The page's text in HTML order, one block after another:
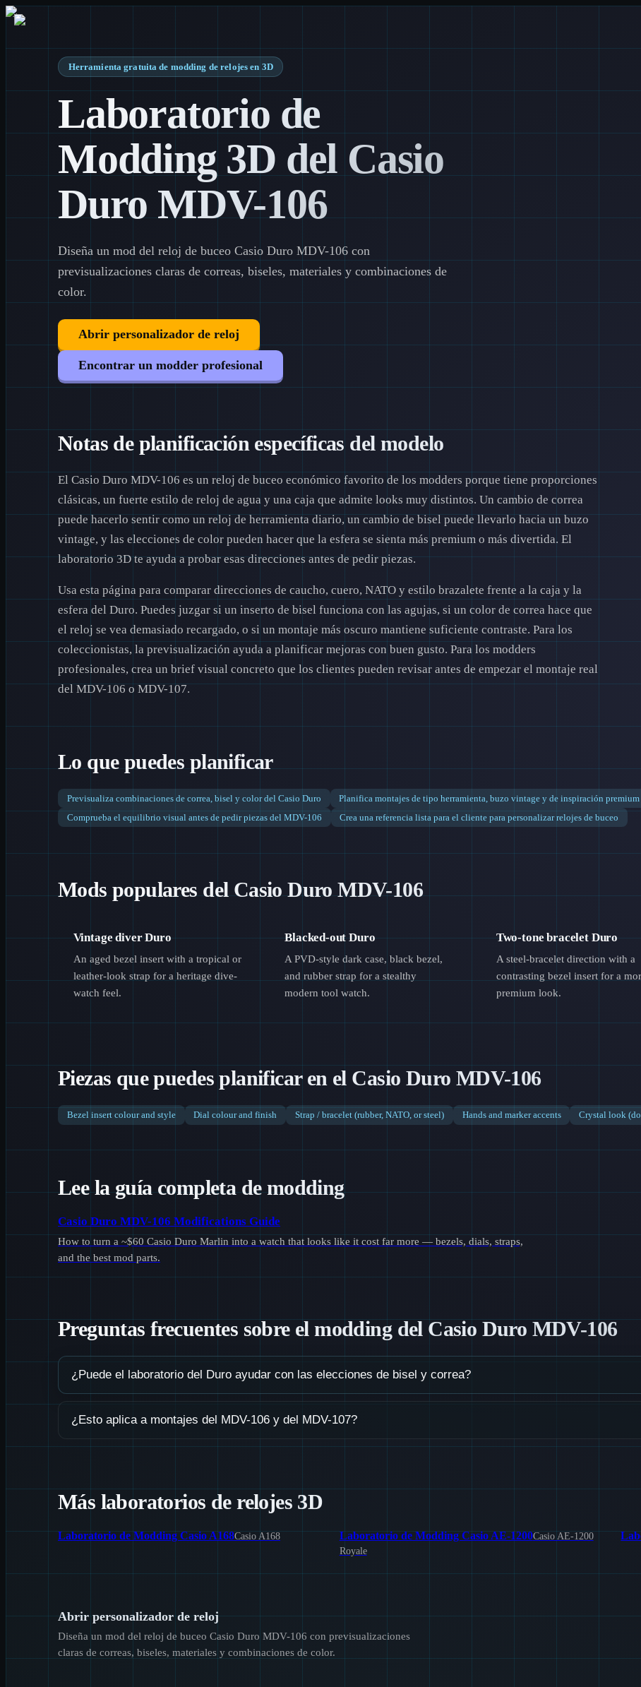
Herramienta gratuita de modding de relojes en 3D
Laboratorio de
Modding 3D del Casio
Duro MDV-106
Diseña un mod del reloj de buceo Casio Duro MDV-106 con
previsualizaciones claras de correas, biseles, materiales y combinaciones de
color.
Abrir personalizador de reloj
Encontrar un modder profesional
Notas de planificación específicas del modelo
El Casio Duro MDV-106 es un reloj de buceo económico favorito de los modders porque tiene proporciones
clásicas, un fuerte estilo de reloj de agua y una caja que admite looks muy distintos. Un cambio de correa
puede hacerlo sentir como un reloj de herramienta diario, un cambio de bisel puede llevarlo hacia un buzo
vintage, y las elecciones de color pueden hacer que la esfera se sienta más premium o más divertida. El
laboratorio 3D te ayuda a probar esas direcciones antes de pedir piezas.
Usa esta página para comparar direcciones de caucho, cuero, NATO y estilo brazalete frente a la caja y la
esfera del Duro. Puedes juzgar si un inserto de bisel funciona con las agujas, si un color de correa hace que
el reloj se vea demasiado recargado, o si un montaje más oscuro mantiene suficiente contraste. Para los
coleccionistas, la previsualización ayuda a planificar mejoras con buen gusto. Para los modders
profesionales, crea un brief visual concreto que los clientes pueden revisar antes de empezar el montaje real
del MDV-106 o MDV-107.
Lo que puedes planificar
Previsualiza combinaciones de correa, bisel y color del Casio Duro
Planifica montajes de tipo herramienta, buzo vintage y de inspiración premium
Comprueba el equilibrio visual antes de pedir piezas del MDV-106
Crea una referencia lista para el cliente para personalizar relojes de buceo
Mods populares del Casio Duro MDV-106
Vintage diver Duro
An aged bezel insert with a tropical or
leather-look strap for a heritage dive-
watch feel.
Blacked-out Duro
A PVD-style dark case, black bezel,
and rubber strap for a stealthy
modern tool watch.
Two-tone bracelet Duro
A steel-bracelet direction with a
contrasting bezel insert for a
premium look.
Piezas que puedes planificar en el Casio Duro MDV-106
Bezel insert colour and style Dial colour and finish Strap / bracelet (rubber, NATO, or steel) Hands and marker accents Crystal look
Lee la guía completa de modding
Casio Duro MDV-106 Modifications Guide
How to turn a ~$60 Casio Duro Marlin into a watch that looks like it cost far more — bezels, dials, straps,
and the best mod parts.
Preguntas frecuentes sobre el modding del Casio Duro MDV-106
¿Puede el laboratorio del Duro ayudar con las elecciones de bisel y correa?
¿Esto aplica a montajes del MDV-106 y del MDV-107?
Más laboratorios de relojes 3D
Laboratorio de Modding Casio A168Casio A168 Laboratorio de Modding Casio AE-1200Casio AE-1200
Royale
Abrir personalizador de reloj
Diseña un mod del reloj de buceo Casio Duro MDV-106 con previsualizaciones
claras de correas, biseles, materiales y combinaciones de color.